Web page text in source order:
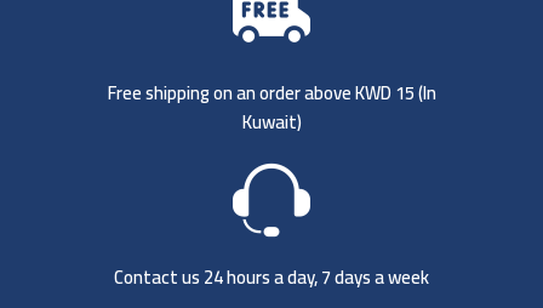
Free shipping on an order above KWD 15 (In
Kuwait)
Contact us 24 hours a day, 7 days a week